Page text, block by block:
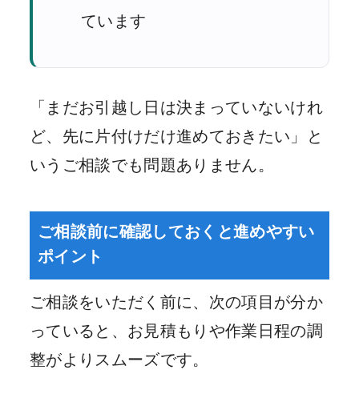
ています
「まだお引越し日は決まっていないけれ
ど、先に片付けだけ進めておきたい」と
いうご相談でも問題ありません。
ご相談前に確認しておくと進めやすい
ポイント
ご相談をいただく前に、次の項目が分か
っていると、お見積もりや作業日程の調
整がよりスムーズです。